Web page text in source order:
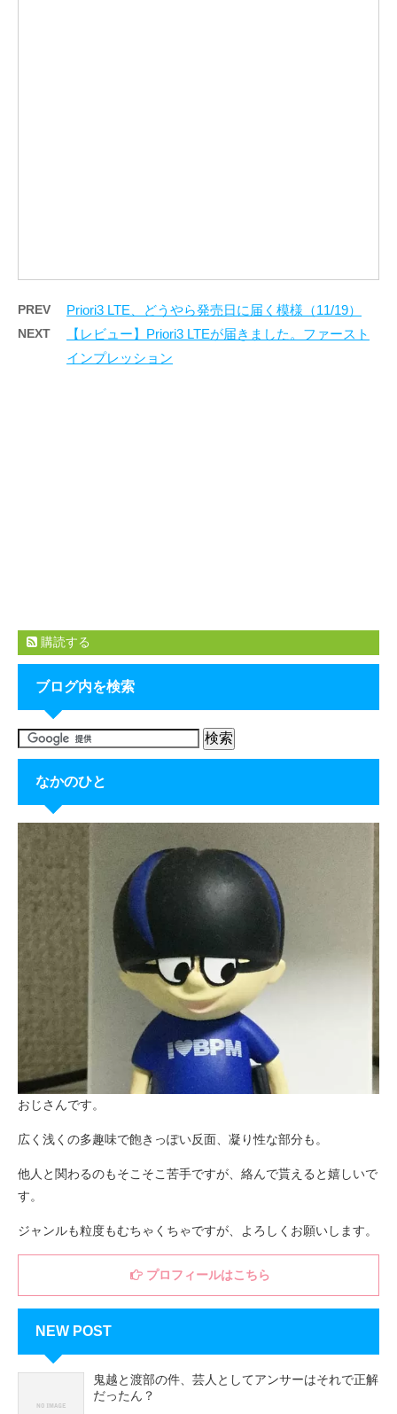
PREV Priori3 LTE、どうやら発売日に届く模様（11/19）
NEXT
【レビュー】Priori3 LTEが届きました。ファースト
インプレッション
購読する
ブログ内を検索
なかのひと
おじさんです。
広く浅くの多趣味で飽きっぽい反面、凝り性な部分も。
他人と関わるのもそこそこ苦手ですが、絡んで貰えると嬉しいで
す。
ジャンルも粒度もむちゃくちゃですが、よろしくお願いします。
プロフィールはこちら
NEW POST
鬼越と渡部の件、芸人としてアンサーはそれで正解
だったん？